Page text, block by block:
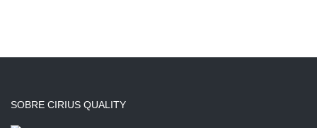
SOBRE CIRIUS QUALITY